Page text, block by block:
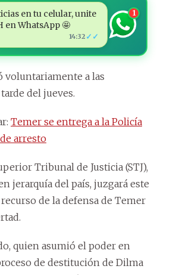
en tu celular, unite
en WhatsApp 🤩
14:32 ✓✓
1
voluntariamente a las
del jueves.
Temer se entrega a la Policía
arresto
Tribunal de Justicia (STJ),
jerarquía del país, juzgará este
de la defensa de Temer
quien asumió el poder en
de destitución de Dilma